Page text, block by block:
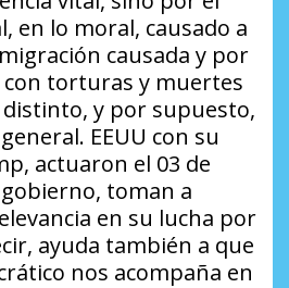
en lo moral, causado a
causada y por
con torturas y muertes
y por supuesto,
EEUU con su
actuaron el 03 de
toman a
en su lucha por
ayuda también a que
nos acompaña en